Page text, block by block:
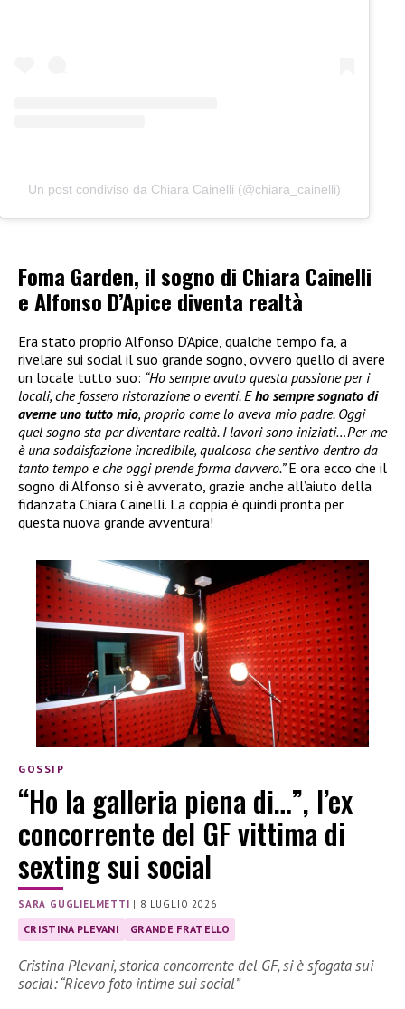
Un post condiviso da Chiara Cainelli (@chiara_cainelli)
Foma Garden, il sogno di Chiara Cainelli
e Alfonso D’Apice diventa realtà
Era stato proprio Alfonso D’Apice, qualche tempo fa, a
rivelare sui social il suo grande sogno, ovvero quello di avere
un locale tutto suo: “Ho sempre avuto questa passione per i
locali, che fossero ristorazione o eventi. Eho sempre sognato di
averne uno tutto mio, proprio come lo aveva mio padre. Oggi
quel sogno sta per diventare realtà. I lavori sono iniziati…Per me
è una soddisfazione incredibile, qualcosa che sentivo dentro da
tanto tempo e che oggi prende forma davvero.”E ora ecco che il
sogno di Alfonso si è avverato, grazie anche all’aiuto della
fidanzata Chiara Cainelli. La coppia è quindi pronta per
questa nuova grande avventura!
GOSSIP
“Ho la galleria piena di…”, l’ex
concorrente del GF vittima di
sexting sui social
SARA GUGLIELMETTI | 8 LUGLIO 2026
CRISTINA PLEVANI GRANDE FRATELLO
Cristina Plevani, storica concorrente del GF, si è sfogata sui
social: “Ricevo foto intime sui social”